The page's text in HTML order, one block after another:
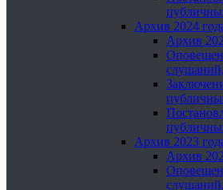
Архив 2024
Архив
Архив 2023
Архив